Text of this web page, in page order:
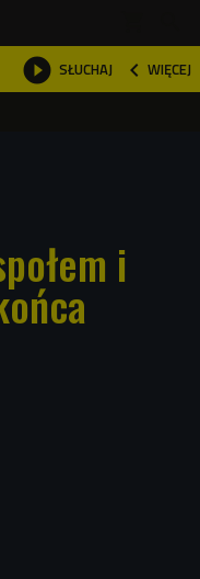
 SŁUCHAJ  WIĘCEJ

i